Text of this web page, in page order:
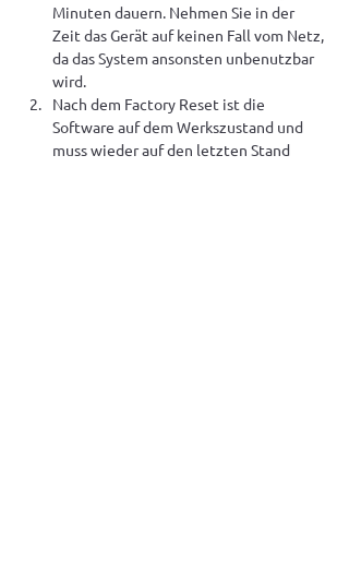
Minuten dauern. Nehmen Sie in der
Zeit das Gerät auf keinen Fall vom Netz,
da das System ansonsten unbenutzbar
wird.
Nach dem Factory Reset ist die
Software auf dem Werkszustand und
muss wieder auf den letzten Stand